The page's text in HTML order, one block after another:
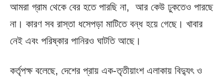
আমরা গ্রাম থেকে বের হতে পারছি না, আর কেউ ঢুকতেও পারছে
না। কারণ সব রাস্তা ধসেপড়া মাটিতে বন্ধ হয়ে গেছে। খাবার
নেই এবং পরিষ্কার পানিরও ঘাটতি আছে।
কর্তৃপক্ষ বলেছে, দেশের প্রায় এক-তৃতীয়াংশ এলাকায় বিদ্যুৎ ও